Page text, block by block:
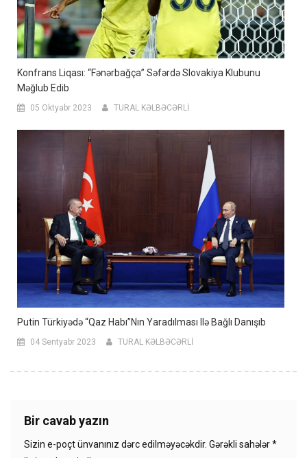
Konfrans Liqası: “Fənərbağça” Səfərdə Slovakiya Klubunu
Məğlub Edib
05 Oktyabr 2023 TURAL KƏLBƏCƏRLİ
Putin Türkiyədə “qaz Habı”nın Yaradılması Ilə Bağlı Danışıb
04 Sentyabr 2023 TURAL KƏLBƏCƏRLİ
Bir cavab yazın
Sizin e-poçt ünvanınız dərc edilməyəcəkdir. Gərəkli sahələr*